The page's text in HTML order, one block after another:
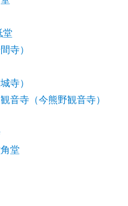
堂
寺）
寺）
寺（今熊野観音寺）
堂